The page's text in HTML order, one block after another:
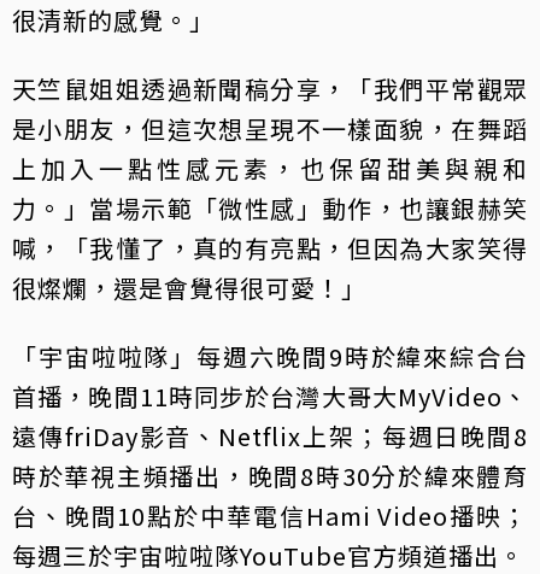
很清新的感覺。」
天竺鼠姐姐透過新聞稿分享，「我們平常觀眾
是小朋友，但這次想呈現不一樣面貌，在舞蹈
上加入一點性感元素，也保留甜美與親和
力。」當場示範「微性感」動作，也讓銀赫笑
喊，「我懂了，真的有亮點，但因為大家笑得
很燦爛，還是會覺得很可愛！」
「宇宙啦啦隊」每週六晚間9時於緯來綜合台
首播，晚間11時同步於台灣大哥大MyVideo、
遠傳friDay影音、Netflix上架；每週日晚間8
時於華視主頻播出，晚間8時30分於緯來體育
台、晚間10點於中華電信Hami Video播映；
每週三於宇宙啦啦隊YouTube官方頻道播出。